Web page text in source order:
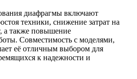
диафрагмы включают
техники, снижение затрат на
а также повышение
Совместимость с моделями,
её отличным выбором для
к надежности и